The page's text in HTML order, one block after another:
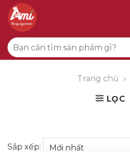
qua
dung
Tìm
kiếm:
Trang chủ »
LỌC
Sắp xếp: